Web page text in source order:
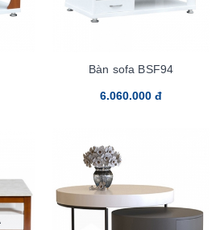
Bàn sofa BSF94
6.060.000 đ